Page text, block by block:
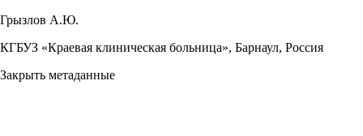
Грызлов А.Ю.
КГБУЗ «Краевая клиническая больница», Барнаул, Россия
Закрыть метаданные